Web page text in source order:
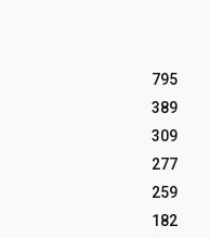
795
389
309
277
259
182